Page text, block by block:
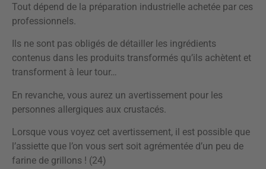
Tout dépend de la préparation industrielle achetée par ces
professionnels.
Ils ne sont pas obligés de détailler les ingrédients
contenus dans les produits transformés qu’ils achètent et
transforment à leur tour…
En revanche, vous aurez un avertissement pour les
personnes allergiques aux crustacés.
Lorsque vous voyez cet avertissement, il est possible que
l’assiette que l’on vous sert soit agrémentée d’un peu de
farine de grillons ! (24)